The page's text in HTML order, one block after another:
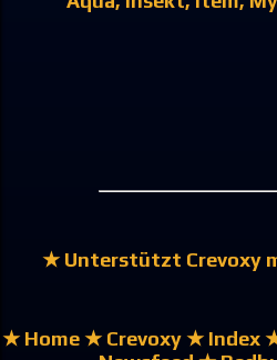
★ Unterstützt Crevoxy
★ Home★ Crevoxy★ Index★